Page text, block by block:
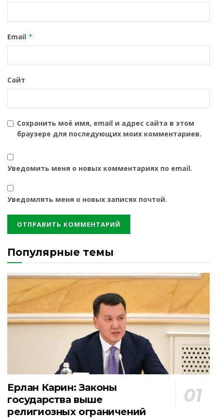
Email *
Сайт
Сохранить моё имя, email и адрес сайта в этом
браузере для последующих моих комментариев.
Уведомить меня о новых комментариях по email.
Уведомлять меня о новых записях почтой.
Популярные темы
Ерлан Карин: Законы
государства выше
религиозных ограничений